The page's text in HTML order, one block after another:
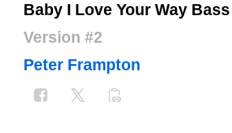
Baby I Love Your Way Bass
Version #2
Peter Frampton